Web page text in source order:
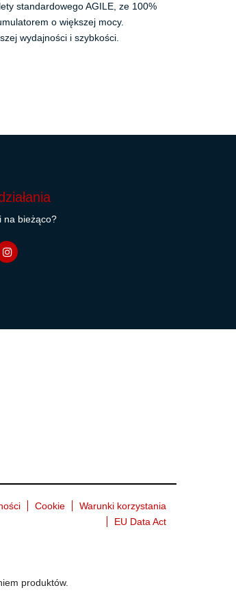
standardowego AGILE, ze 100%
o większej mocy.
wydajności i szybkości.
na bieżąco?
Cookie
Warunki korzystania
EU Data Act
produktów.